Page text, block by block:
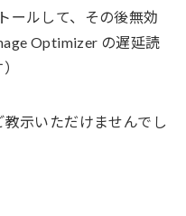
ールして、その後無効
Optimizer の遅延読
示いただけませんでし